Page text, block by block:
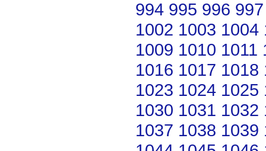
994 995 996 997
1002 1003 1004
1009 1010 1011
1016 1017 1018
1023 1024 1025
1030 1031 1032
1037 1038 1039